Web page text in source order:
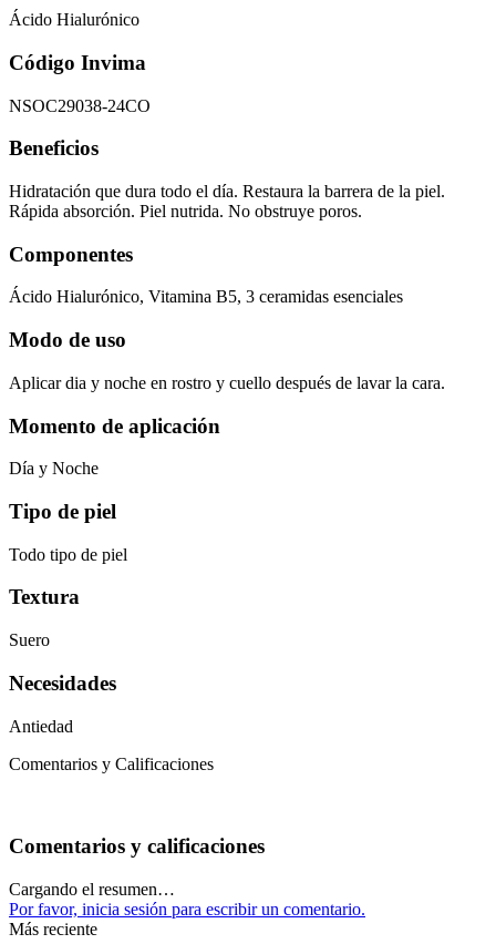
Ácido Hialurónico
Código Invima
NSOC29038-24CO
Beneficios
Hidratación que dura todo el día. Restaura la barrera de la piel.
Rápida absorción. Piel nutrida. No obstruye poros.
Componentes
Ácido Hialurónico, Vitamina B5, 3 ceramidas esenciales
Modo de uso
Aplicar dia y noche en rostro y cuello después de lavar la cara.
Momento de aplicación
Día y Noche
Tipo de piel
Todo tipo de piel
Textura
Suero
Necesidades
Antiedad
Comentarios y Calificaciones
Comentarios y calificaciones
Cargando el resumen…
Por favor, inicia sesión para escribir un comentario.
Más reciente